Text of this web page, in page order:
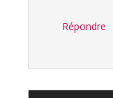
Répondre